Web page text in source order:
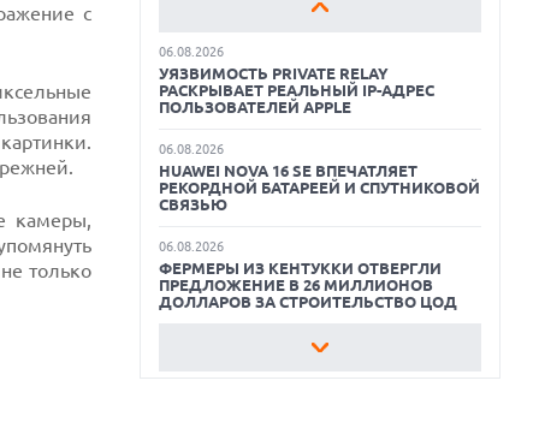
с
камеры,
только
E14
КАК БЕЗОПАСНО КУПИТЬ Б/У
ОБЗОР ПЫЛЕСОСА DREAME Z40
AQUACYCLE PRO
ОБЗОР МОНИТОРА MSI PRO MAX 271PHW
E14
ЛИНЕЙКУ ТЕХНИКИ 2026 ГОДА
06.08.2026
УЯЗВИМОСТЬ PRIVATE RELAY
РАСКРЫВАЕТ РЕАЛЬНЫЙ IP-АДРЕС
ПОЛЬЗОВАТЕЛЕЙ APPLE
06.08.2026
HUAWEI NOVA 16 SE ВПЕЧАТЛЯЕТ
РЕКОРДНОЙ БАТАРЕЕЙ И СПУТНИКОВОЙ
СВЯЗЬЮ
06.08.2026
ФЕРМЕРЫ ИЗ КЕНТУККИ ОТВЕРГЛИ
ПРЕДЛОЖЕНИЕ В 26 МИЛЛИОНОВ
ДОЛЛАРОВ ЗА СТРОИТЕЛЬСТВО ЦОД